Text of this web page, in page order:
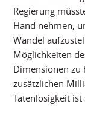
Regierung
Hand nehmen,
Wandel
Möglichkeiten
Dimensionen zu
zusätzlichen
Tatenlosigkeit